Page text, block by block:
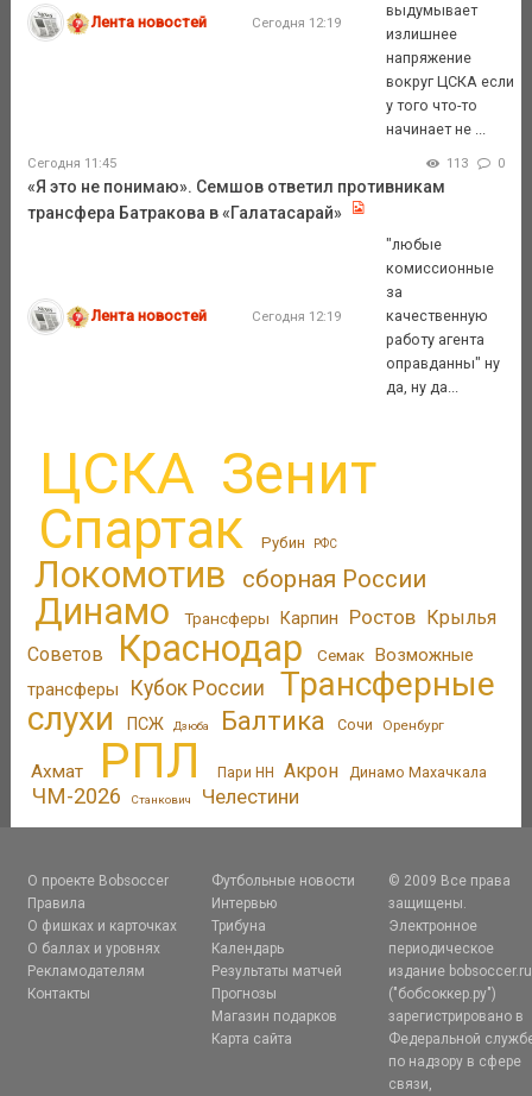
Лента новостей Сегодня 12:19
выдумывает
излишнее
напряжение
вокруг ЦСКА если
у того что-то
начинает не ...
Сегодня 11:45 113 0
«Я это не понимаю». Семшов ответил противникам
трансфера Батракова в «Галатасарай»
Лента новостей Сегодня 12:19
"любые
комиссионные
за
качественную
работу агента
оправданны" ну
да, ну да...
ЦСКА Зенит
Спартак Рубин РФС
Локомотив сборная России
Динамо Трансферы Карпин Ростов Крылья
Советов
Краснодар Семак Возможные
трансферы
Кубок России
Трансферные
слухи
ПСЖ Дзюба Балтика Сочи Оренбург
Ахмат РПЛ Пари НН Акрон Динамо Махачкала
ЧМ-2026 Станкович Челестини
О проекте Bobsoccer
Правила
О фишках и карточках
О баллах и уровнях
Рекламодателям
Контакты
Футбольные новости
Интервью
Трибуна
Календарь
Результаты матчей
Прогнозы
Магазин подарков
Карта сайта
© 2009 Все права
защищены.
Электронное
периодическое
издание bobsoccer.ru
("бобсоккер.ру")
зарегистрировано в
Федеральной
по надзору в сфере
связи,